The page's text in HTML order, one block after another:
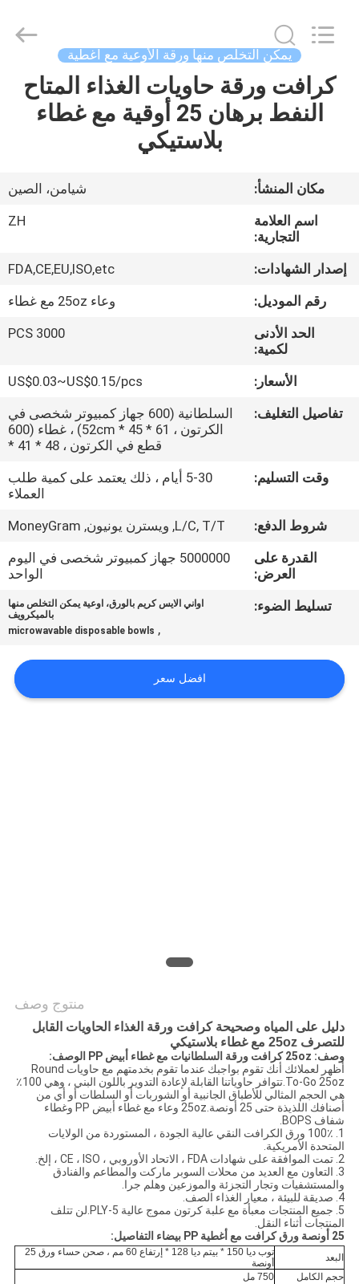
منزل،
معلومات
جولة
مراقبة
الجودة
اتصل
أخبار
اطلب
خريطة
Protection
Technology
Rights
Reserved.
يمكن التخلص منها ورقة الأوعية مع اغطية
كرافت ورقة حاويات الغذاء المتاح
النفط برهان 25 أوقية مع غطاء
بلاستيكي
مكان المنشأ:
شيامن، الصين
اسم العلامة
التجارية:
ZH
إصدار الشهادات:
FDA,CE,EU,ISO,etc
رقم الموديل:
وعاء 25oz مع غطاء
الحد الأدنى
لكمية:
3000 PCS
الأسعار:
US$0.03~US$0.15/pcs
تفاصيل التغليف:
السلطانية (600 جهاز كمبيوتر شخصى في
الكرتون ، 61 * 45 * 52cm) ، غطاء (600
قطع في الكرتون ، 48 * 41 *
وقت التسليم:
5-30 أيام ، ذلك يعتمد على كمية طلب
العملاء
شروط الدفع:
L/C, T/T, ويسترن يونيون, MoneyGram
القدرة على
العرض:
5000000 جهاز كمبيوتر شخصى في اليوم
الواحد
تسليط الضوء:
اواني الايس كريم بالورق، اوعية يمكن التخلص منها
بالميكرويف
,
microwavable disposable bowls
افضل سعر
منتوج وصف
دليل على المياه وصحيحة كرافت ورقة الغذاء الحاويات القابل
للتصرف 25oz مع غطاء بلاستيكي
وصف: 25oz كرافت ورقة السلطانيات مع غطاء أبيض PP الوصف:
أظهر لعملائك أنك تقوم بواجبك عندما تقوم بخدمتهم مع حاويات Round
To-Go 25oz.تتوافر حاوياتنا القابلة لإعادة التدوير باللون البني ، وهي 100٪
هي الحجم المثالي للأطباق الجانبية أو الشوربات أو السلطات أو أي من
أصنافك اللذيذة حتى 25 أونصة.25oz وعاء مع غطاء أبيض PP وغطاء
شفاف BOPS.
1. 100٪ ورق الكرافت النقي عالية الجودة ، المستوردة من الولايات
المتحدة الأمريكية.
2. تمت الموافقة على شهادات FDA ، الاتحاد الأوروبي ، CE ، ISO ، إلخ.
3. التعاون مع العديد من محلات السوبر ماركت والمطاعم والفنادق
والمستشفيات وتجار التجزئة والموزعين وهلم جرا.
4. صديقة للبيئة ، معيار الغذاء الصف.
5. جميع المنتجات معبأة مع علبة كرتون مموج عالية 5-PLY.لن تتلف
المنتجات أثناء النقل.
25 أونصة ورق كرافت مع أغطية PP بيضاء التفاصيل:
البعد
توب ديا 150 * بيتم ديا 128 * إرتفاع 60 مم ، صحن حساء ورق 25
أونصة
حجم الكامل
750 مل